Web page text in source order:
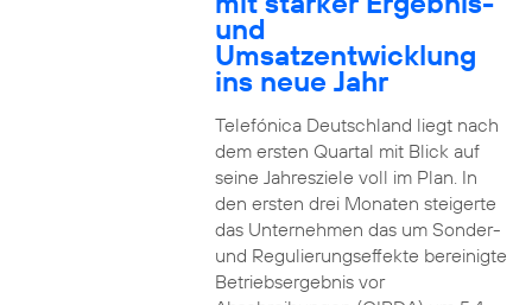
und
Umsatzentwicklung
ins neue Jahr
Telefónica Deutschland liegt nach
dem ersten Quartal mit Blick auf
seine Jahresziele voll im Plan. In
den ersten drei Monaten steigerte
das Unternehmen das um Sonder-
und Regulierungseffekte bereinigte
Betriebsergebnis vor